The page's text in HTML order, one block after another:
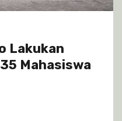
Lakukan
Mahasiswa